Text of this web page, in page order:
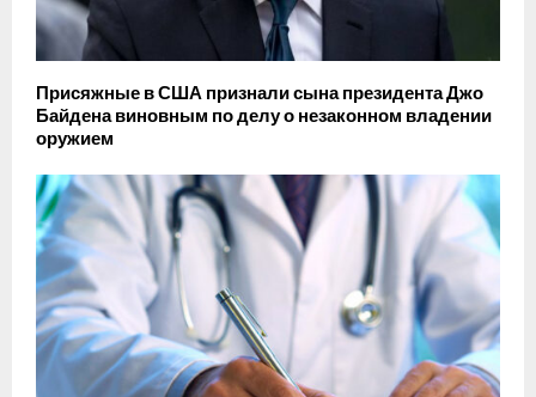
Присяжные в США признали сына президента Джо
Байдена виновным по делу о незаконном владении
оружием